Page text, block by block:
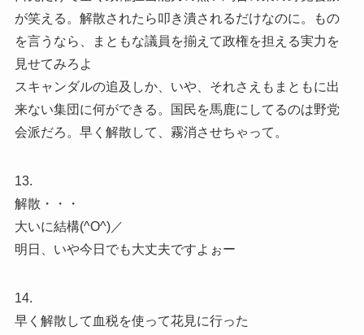
が笑える。解散されたら叩き潰されるだけなのに。もの
を言うなら、まともな議員を揃えて政権を担える実力を
見せてみろよ
スキャンダルの追及しか、いや、それさえもまともに出
来ない集団に何ができる。国民を馬鹿にしてるのは野党
会派だろ。早く解散して、霧消させちゃって。
13.
解散・・・
大いに結構(^O^)／
明日、いや今日でも大丈夫ですよぉー
14.
早く解散して血税を使って花見に行った